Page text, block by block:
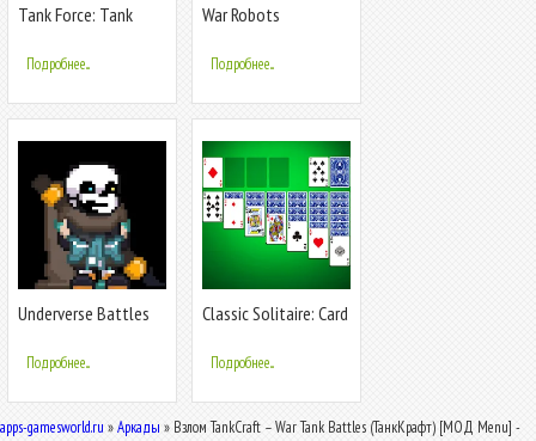
Tank Force: Tank
Подробнее...
War Robots
Подробнее...
Underverse Battles
Подробнее...
Classic Solitaire: Card
Подробнее...
apps-gamesworld.ru »Аркады » Взлом TankCraft – War Tank Battles (ТанкКрафт) [МОД Menu] -